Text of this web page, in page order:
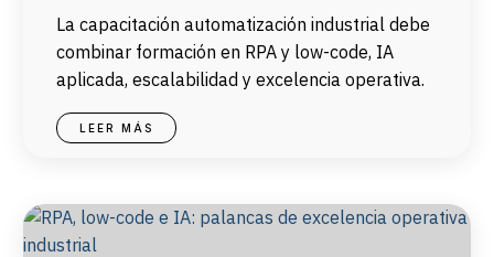
operaciones
La capacitación automatización industrial debe
combinar formación en RPA y low-code, IA
aplicada, escalabilidad y excelencia operativa.
LEER MÁS